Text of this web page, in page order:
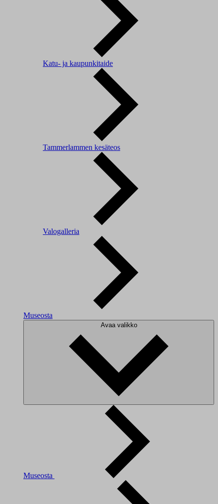
Katu- ja kaupunkitaide
Tammerlammen kesäteos
Valogalleria
Museosta
Avaa valikko
Museosta